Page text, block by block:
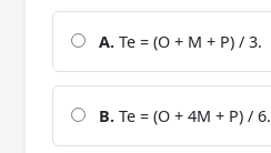
A. Te = (O + M + P) / 3.
B. Te = (O + 4M + P) / 6.